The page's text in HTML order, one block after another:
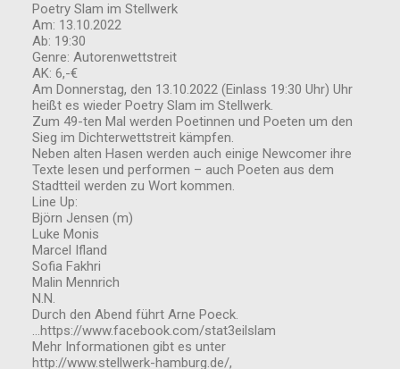
Poetry Slam im Stellwerk
Am: 13.10.2022
Ab: 19:30
Genre: Autorenwettstreit
AK: 6,-€
Am Donnerstag, den 13.10.2022 (Einlass 19:30 Uhr) Uhr
heißt es wieder Poetry Slam im Stellwerk.
Zum 49-ten Mal werden Poetinnen und Poeten um den
Sieg im Dichterwettstreit kämpfen.
Neben alten Hasen werden auch einige Newcomer ihre
Texte lesen und performen – auch Poeten aus dem
Stadtteil werden zu Wort kommen.
Line Up:
Björn Jensen (m)
Luke Monis
Marcel Ifland
Sofia Fakhri
Malin Mennrich
N.N.
Durch den Abend führt Arne Poeck.
…https://www.facebook.com/stat3eilslam
Mehr Informationen gibt es unter
http://www.stellwerk-hamburg.de/,